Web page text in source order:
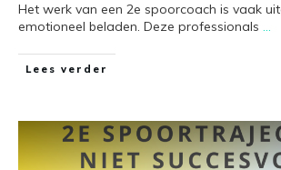
Het werk van een 2e spoorcoach is vaak
emotioneel beladen. Deze professionals ...
Lees verder